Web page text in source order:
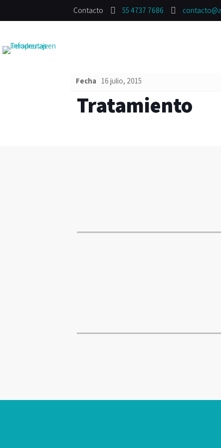
Contacto 55 4737 7686
Publicado por adminel 16 julio, 2015
Fecha 16 julio, 2015
Tratamiento